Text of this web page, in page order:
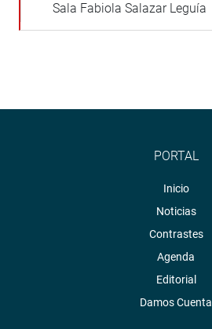
Sala Fabiola Salazar Leguía
PORTAL
Inicio
Noticias
Contrastes
Agenda
Editorial
Damos Cuenta